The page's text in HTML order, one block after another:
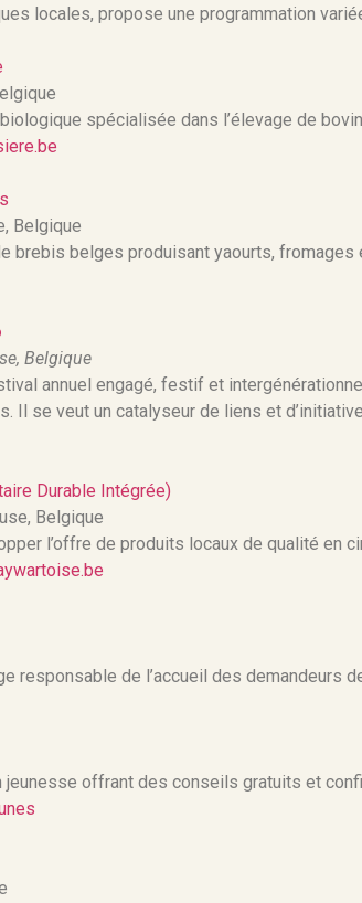
locales, propose une programmation
spécialisée dans l’élevage de
Belgique
brebis belges produisant yaourts, fromages
Belgique
annuel engagé, festif et
Il se veut un catalyseur de liens et
Durable Intégrée)
Belgique
l’offre de produits locaux de qualité en
responsable de l’accueil des demandeurs
jeunesse offrant des conseils gratuits et